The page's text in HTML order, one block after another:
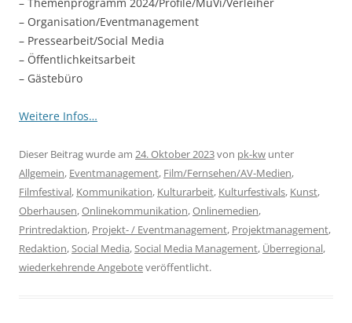
– Organisation/Eventmanagement
– Pressearbeit/Social Media
– Öffentlichkeitsarbeit
– Gästebüro
Weitere Infos…
Dieser Beitrag wurde am 24. Oktober 2023von pk-kw unter
Allgemein, Eventmanagement, Film/Fernsehen/AV-Medien,
Filmfestival, Kommunikation, Kulturarbeit, Kulturfestivals, Kunst,
Oberhausen,Onlinekommunikation,Onlinemedien,
Printredaktion, Projekt- / Eventmanagement, Projektmanagement,
Redaktion,Social Media,Social Media Management, Überregional,
wiederkehrende Angeboteveröffentlicht.